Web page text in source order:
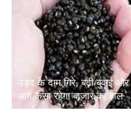
उड़द के दाम गिरे, बढ़ी बुवाई
आगे कैसा रहेगा बाजार का हाल